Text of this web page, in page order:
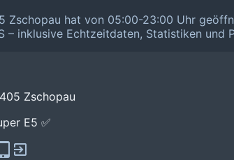
Zschopau hat von 05:00-23:00 Uhr
– inklusive Echtzeitdaten, Statistiken und
Zschopau
E5 ✅